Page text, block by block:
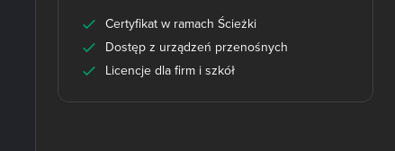
Certyfikat w ramach Ścieżki
Dostęp z urządzeń przenośnych
Licencje dla firm i szkół